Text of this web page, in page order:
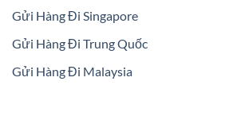
Gửi Hàng Đi Singapore
Gửi Hàng Đi Trung Quốc
Gửi Hàng Đi Malaysia